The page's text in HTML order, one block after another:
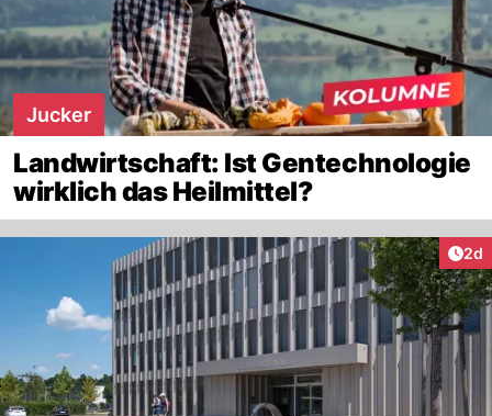
Jucker
Landwirtschaft: Ist Gentechnologie
wirklich das Heilmittel?
2d